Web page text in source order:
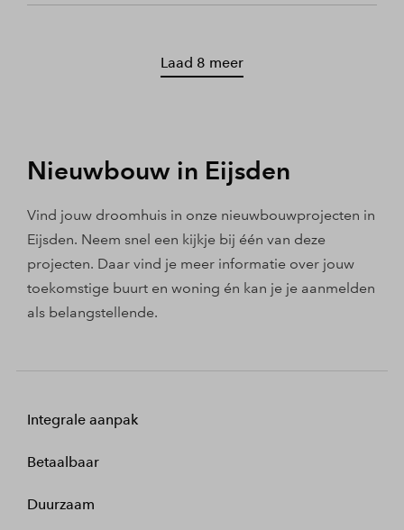
Laad 8 meer
Nieuwbouw in Eijsden
Vind jouw droomhuis in onze nieuwbouwprojecten in
Eijsden. Neem snel een kijkje bij één van deze
projecten. Daar vind je meer informatie over jouw
toekomstige buurt en woning én kan je je aanmelden
als belangstellende.
Integrale aanpak
Betaalbaar
Duurzaam